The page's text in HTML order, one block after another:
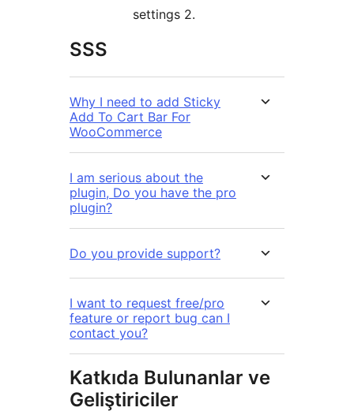
settings 2.
SSS
Why I need to add Sticky
Add To Cart Bar For
WooCommerce
I am serious about the
plugin, Do you have the pro
plugin?
Do you provide support?
I want to request free/pro
feature or report bug can I
contact you?
Katkıda Bulunanlar ve
Geliştiriciler